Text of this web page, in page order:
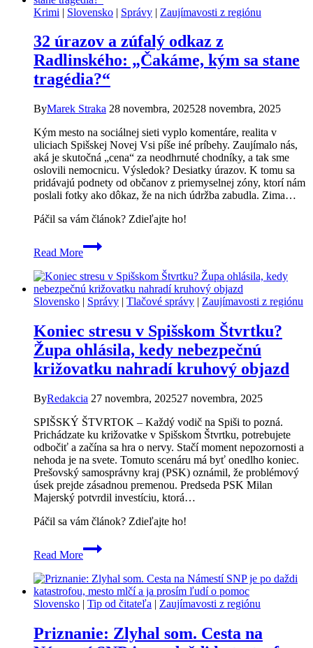
sa
vracal
z
práce,
no
pri
Tescu
neváhal
zachrániť
život
Krimi | Slovensko | Správy | Zaujímavosti z regiónu
32 úrazov a zúfalý odkaz z
Radlinského: „Čakáme, kým sa stane
tragédia?“
ByMarek Straka 28 novembra, 202528 novembra, 2025
Kým mesto na sociálnej sieti vyplo komentáre, realita v
uliciach Spišskej Novej Vsi píše iné príbehy. Zaujímalo nás,
aká je skutočná „cena“ za neodhrnuté chodníky, a tak sme
oslovili nemocnicu. Výsledok? Desiatky úrazov. K tomu sa
pridávajú podnety od občanov z priemyselnej zóny, ktorí nám
poslali fotky ako dôkaz, že na nich údržba zabudla. Zima…
Páčil sa vám článok? Zdieľajte ho!
Read Moreúrazov
zúfalý
odkaz
z
„Čakáme,
kým
sa
stane
tragédia?“
Slovensko | Správy | Tlačové správy | Zaujímavosti z regiónu
Koniec stresu v Spišskom Štvrtku?
Župa ohlásila, kedy nebezpečnú
križovatku nahradí kruhový objazd
ByRedakcia 27 novembra, 202527 novembra, 2025
SPIŠSKÝ ŠTVRTOK – Každý vodič na Spiši to pozná.
Prichádzate ku križovatke v Spišskom Štvrtku, potrebujete
odbočiť a začína sa hra o nervy. Stačí moment nepozornosti a
nehoda je na svete. Tomuto scenáru má byť onedlho koniec.
Prešovský samosprávny kraj (PSK) oznámil, že problémový
úsek prejde zásadnou premenou. Predseda PSK Milan
Majerský potvrdil investíciu, ktorá…
Páčil sa vám článok? Zdieľajte ho!
Read More
Koniec
stresu
Spišskom
Štvrtku?
Župa
kedy
nebezpečnú
Slovensko | Tip od čitateľa | Zaujímavosti z regiónu
Priznanie: Zlyhal som. Cesta na